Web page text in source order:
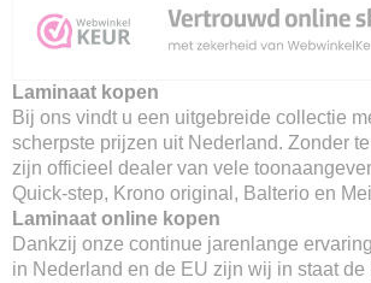
Laminaat kopen
Bij ons vindt u een uitgebreide collectie
scherpste prijzen uit Nederland. Zonder
zijn officieel dealer van vele
Quick-step, Krono original, Balterio en
Laminaat online kopen
Dankzij onze continue jarenlange
in Nederland en de EU zijn wij in staat de